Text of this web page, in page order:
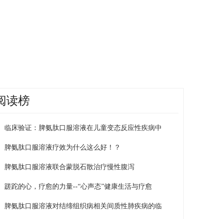
读榜
临床验证：脾氨肽口服溶液在儿童变态反应性疾病中
脾氨肽口服溶液疗效为什么这么好！？
脾氨肽口服溶液联合蒙脱石散治疗慢性腹泻
蹉跎的心，疗愈的力量--“心声态”健康生活与疗愈
脾氨肽口服溶液对结缔组织病相关间质性肺疾病的临